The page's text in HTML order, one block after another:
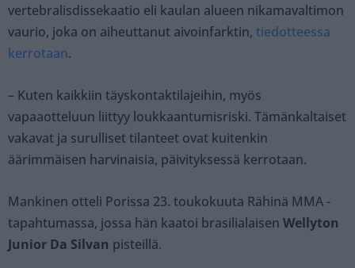
vertebralisdissekaatio eli kaulan alueen nikamavaltimon
vaurio, joka on aiheuttanut aivoinfarktin, tiedotteessa
kerrotaan.
– Kuten kaikkiin täyskontaktilajeihin, myös
vapaaotteluun liittyy loukkaantumisriski. Tämänkaltaiset
vakavat ja surulliset tilanteet ovat kuitenkin
äärimmäisen harvinaisia, päivityksessä kerrotaan.
Mankinen otteli Porissa 23. toukokuuta Rähinä MMA -
tapahtumassa, jossa hän kaatoi brasilialaisen Wellyton
Junior Da Silvan pisteillä.